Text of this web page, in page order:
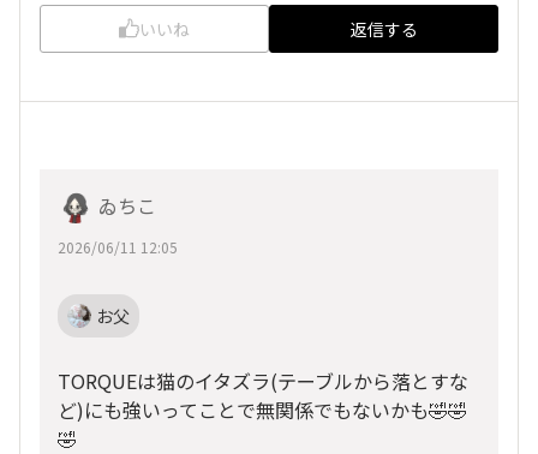
いいね 返信する
ゐちこ
2026/06/11 12:05
お父
TORQUEは猫のイタズラ(テーブルから落とすな
ど)にも強いってことで無関係でもないかも🤣🤣
🤣